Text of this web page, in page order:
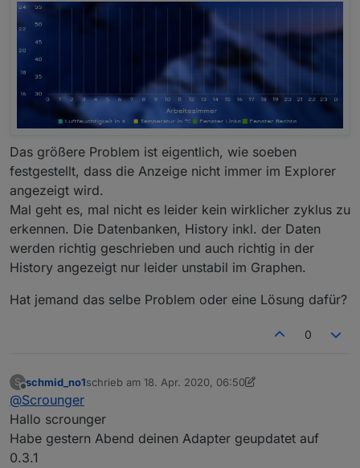
Das größere Problem ist eigentlich, wie soeben
festgestellt, dass die Anzeige nicht immer im Explorer
angezeigt wird.
Mal geht es, mal nicht es leider kein wirklicher zyklus zu
erkennen. Die Datenbanken, History inkl. der Daten
werden richtig geschrieben und auch richtig in der
History angezeigt nur leider unstabil im Graphen.
Hat jemand das selbe Problem oder eine Lösung dafür?
0
S
Offline
schmid_no1schrieb am 18. Apr. 2020, 06:50
zuletzt editiert von Scrounger
@Scrounger
Hallo scrounger
Habe gestern Abend deinen Adapter geupdatet auf
0.3.1